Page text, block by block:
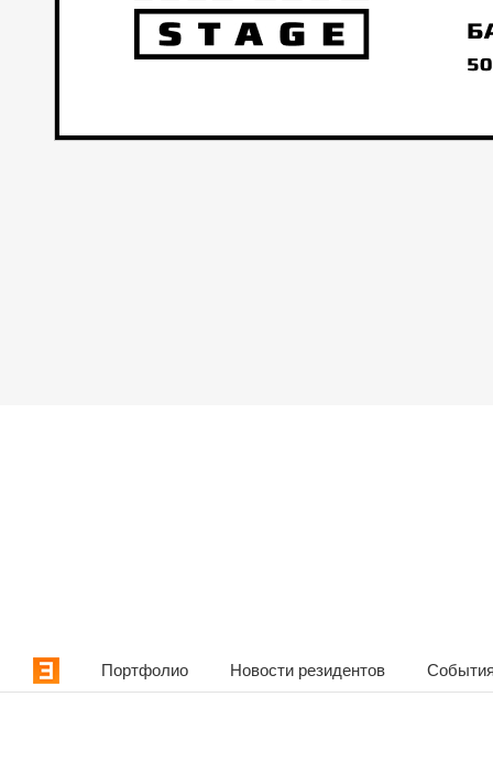
Портфолио Новости резидентов